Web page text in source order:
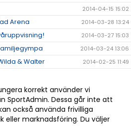
2014-04-15 15:02
Arena 2014-03-28 13:24
2014-03-27 15:03
2014-03-24 13:06
& Walter 2014-02-25 11:49
2013-12-12 13:36
2013-12-12 13:35
2013-12-12 13:34
korrekt använder vi
SportAdmin. Dessa går inte att
också använda frivilliga
eller marknadsföring. Du väljer